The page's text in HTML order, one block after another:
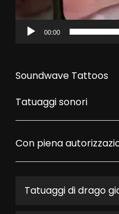
00:00
Soundwave Tattoos
Tatuaggi sonori
Con piena
Tatuaggi di drago